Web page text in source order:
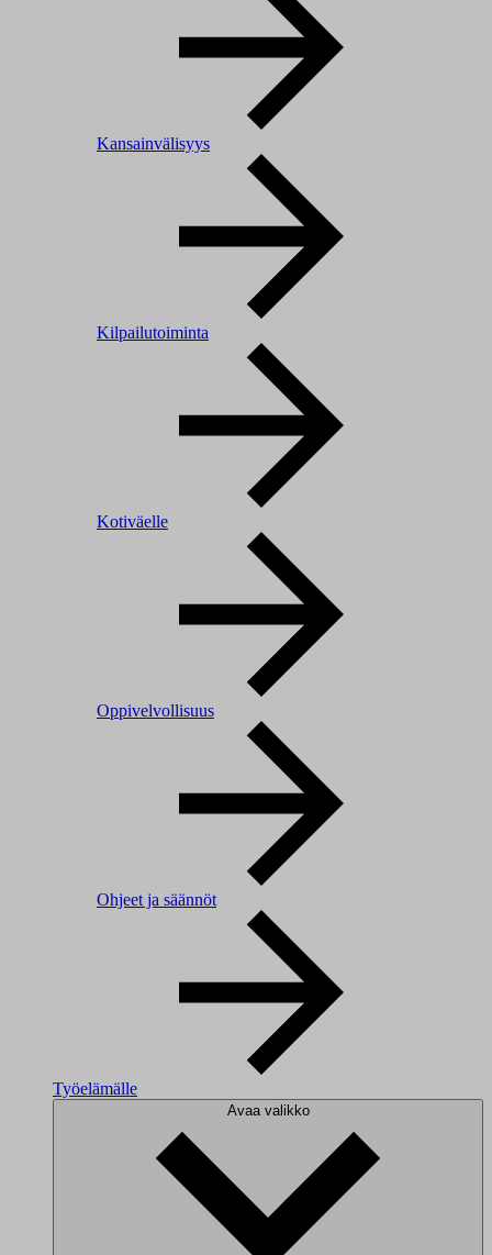
Kansainvälisyys
Kilpailutoiminta
Kotiväelle
Oppivelvollisuus
Ohjeet ja säännöt
Työelämälle
Avaa valikko